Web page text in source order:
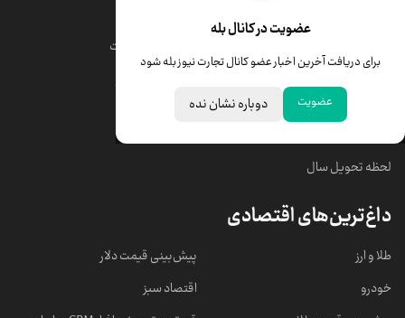
عضویت در کانال بله
برای دریافت آخرین اخبار عضو کانال تجارت نیوز بله شود
عضویت دوباره نشان نده
قیمت درهم امارات
خبرهای مهم
لحظه تحویل سال
داغ‌ترین‌های اقتصادی
طلا و ارز
خودرو
پیش‌بینی قیمت دلار
اقتصاد سبز